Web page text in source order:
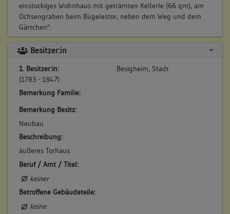
einstockiges Wohnhaus mit geträmten Kellerle (66 qm), am
Ochsengraben beim Bügelestor, neben dem Weg und dem
Gärtchen".
Betroffene Gebäudeteile:
keine
Besitzer:in
1. Besitzer:in:
(1783 - 1847)
Besigheim, Stadt
Bemerkung Familie:
Bemerkung Besitz:
Neubau
Beschreibung:
äußeres Torhaus
Beruf / Amt / Titel:
keiner
Betroffene Gebäudeteile:
keine